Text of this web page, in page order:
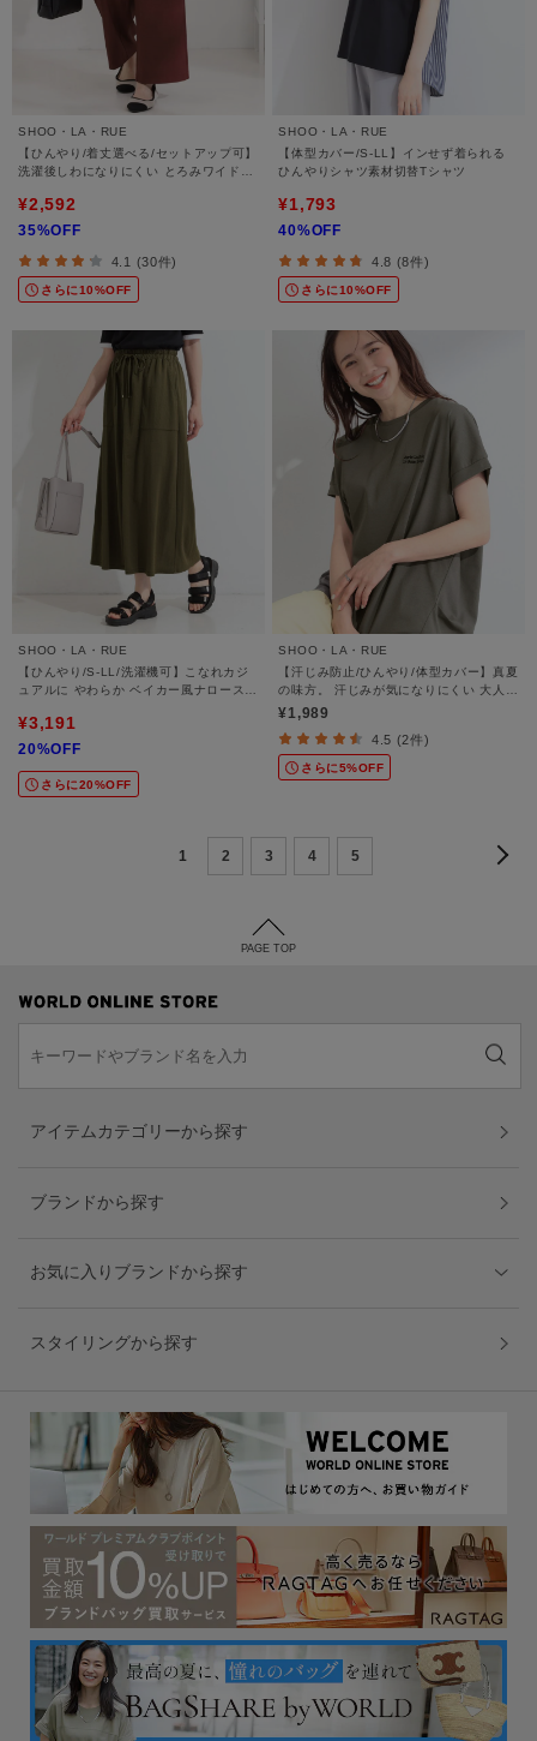
SHOO・LA・RUE
【ひんやり/着丈選べる/セットアップ可】
洗濯後しわになりにくい とろみワイドパ
¥2,592
35%OFF
4.1 (30件)
さらに10%OFF
SHOO・LA・RUE
【体型カバー/S-LL】インせず着られる
ひんやりシャツ素材切替Tシャツ
¥1,793
40%OFF
4.8 (8件)
さらに10%OFF
SHOO・LA・RUE
【ひんやり/S-LL/洗濯機可】こなれカジ
ュアルに やわらか ベイカー風ナロースカ
¥3,191
20%OFF
さらに20%OFF
SHOO・LA・RUE
【汗じみ防止/ひんやり/体型カバー】真夏
の味方。 汗じみが気になりにくい 大人の
刺繍ロゴTシャツ
¥1,989
4.5 (2件)
さらに5%OFF
1 2 3 4 5
PAGE TOP
アイテムカテゴリーから探す
ブランドから探す
お気に入りブランドから探す
スタイリングから探す